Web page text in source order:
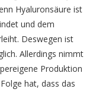
Hyaluronsäure ist
und dem
Deswegen ist
Allerdings nimmt
Produktion
hat, dass das